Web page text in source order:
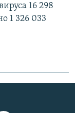
16 298
1 326 033